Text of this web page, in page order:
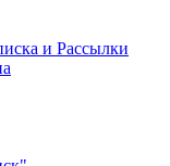
и Рассылки